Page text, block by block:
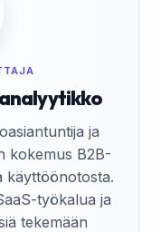
ja
kokemus B2B-
käyttöönotosta.
työkalua ja
tekemään